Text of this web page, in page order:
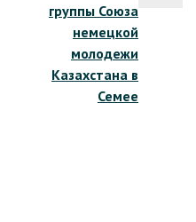
группы Союза
немецкой
молодежи
Казахстана в
Семее